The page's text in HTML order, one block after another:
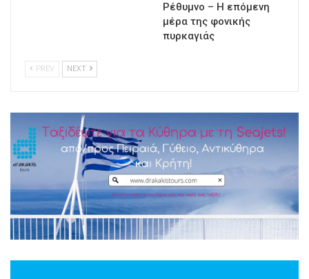
Ρέθυμνο – Η επόμενη
μέρα της φονικής
πυρκαγιάς
PREV NEXT